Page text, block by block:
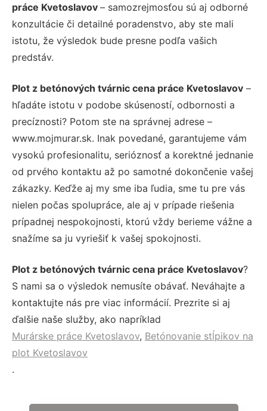
práce Kvetoslavov – samozrejmosťou sú aj odborné
konzultácie či detailné poradenstvo, aby ste mali
istotu, že výsledok bude presne podľa vašich
predstáv.
Plot z betónových tvárnic cena práce Kvetoslavov –
hľadáte istotu v podobe skúseností, odbornosti a
precíznosti? Potom ste na správnej adrese –
www.mojmurar.sk. Inak povedané, garantujeme vám
vysokú profesionalitu, serióznosť a korektné jednanie
od prvého kontaktu až po samotné dokončenie vašej
zákazky. Keďže aj my sme iba ľudia, sme tu pre vás
nielen počas spolupráce, ale aj v prípade riešenia
prípadnej nespokojnosti, ktorú vždy berieme vážne a
snažíme sa ju vyriešiť k vašej spokojnosti.
Plot z betónových tvárnic cena práce Kvetoslavov?
S nami sa o výsledok nemusíte obávať. Neváhajte a
kontaktujte nás pre viac informácií. Prezrite si aj
ďalšie naše služby, ako napríklad
Murárske práce Kvetoslavov, Betónovanie stĺpikov na
plot Kvetoslavov
.